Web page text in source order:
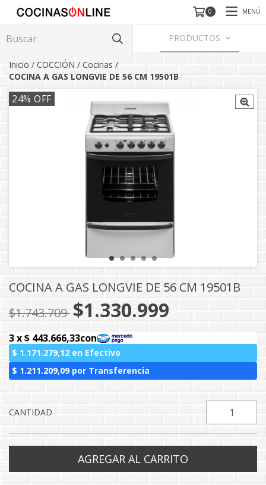
0 MENÚ
PRODUCTOS
Inicio / COCCIÓN / Cocinas /
COCINA A GAS LONGVIE DE 56 CM 19501B
24% OFF
COCINA A GAS LONGVIE DE 56 CM 19501B
$1.743.709 $1.330.999
CANTIDAD